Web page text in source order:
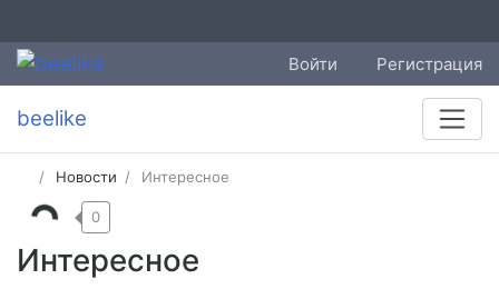
Войти Регистрация
beelike
Новости Интересное
Интересное
0